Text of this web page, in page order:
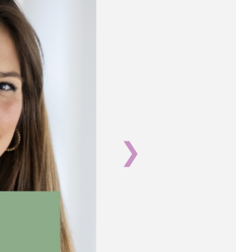
❯